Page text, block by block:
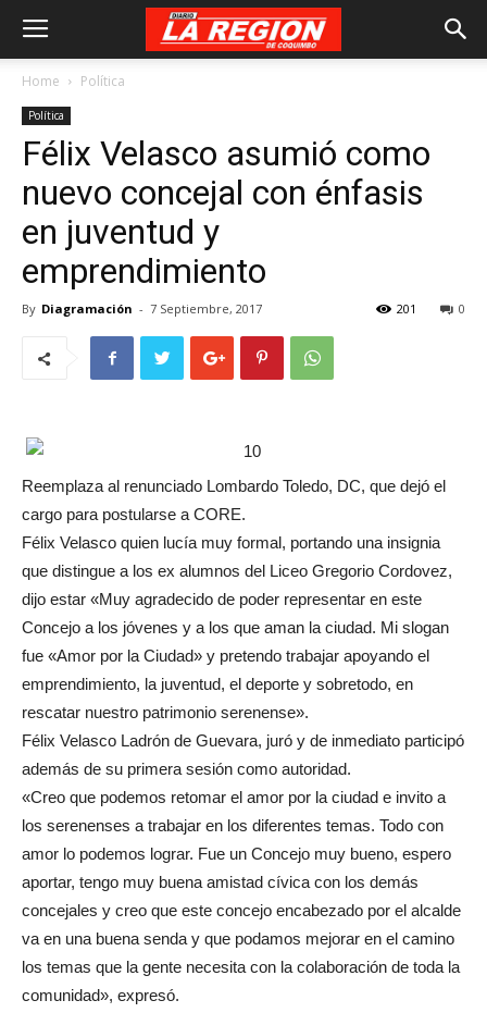
Home Política
Política
Félix Velasco asumió como
nuevo concejal con énfasis
en juventud y
emprendimiento
By Diagramación - 7 Septiembre, 2017 0
201
Reemplaza al renunciado Lombardo Toledo, DC, que dejó el
cargo para postularse a CORE.
Félix Velasco quien lucía muy formal, portando una insignia
que distingue a los ex alumnos del Liceo Gregorio Cordovez,
dijo estar «Muy agradecido de poder representar en este
Concejo a los jóvenes y a los que aman la ciudad. Mi slogan
fue «Amor por la Ciudad» y pretendo trabajar apoyando el
emprendimiento, la juventud, el deporte y sobretodo, en
rescatar nuestro patrimonio serenense».
Félix Velasco Ladrón de Guevara, juró y de inmediato participó
además de su primera sesión como autoridad.
«Creo que podemos retomar el amor por la ciudad e invito a
los serenenses a trabajar en los diferentes temas. Todo con
amor lo podemos lograr. Fue un Concejo muy bueno, espero
aportar, tengo muy buena amistad cívica con los demás
concejales y creo que este concejo encabezado por el alcalde
va en una buena senda y que podamos mejorar en el camino
los temas que la gente necesita con la colaboración de toda la
comunidad», expresó.